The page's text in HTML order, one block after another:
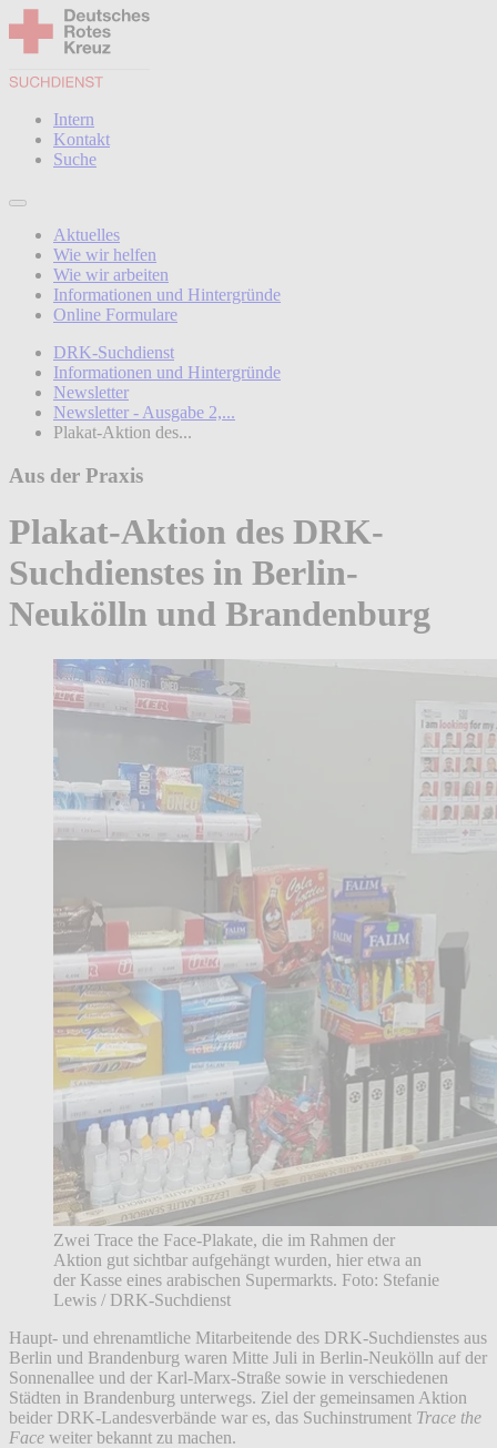
Intern
Kontakt
Suche
Aktuelles
Wie wir helfen
Wie wir arbeiten
Informationen und Hintergründe
Online Formulare
DRK-Suchdienst
Informationen und Hintergründe
Newsletter
Newsletter - Ausgabe 2,...
Plakat-Aktion des...
Aus der Praxis
Plakat-Aktion des DRK-
Suchdienstes in Berlin-
Neukölln und Brandenburg
Zwei Trace the Face-Plakate, die im Rahmen der
Aktion gut sichtbar aufgehängt wurden, hier etwa an
der Kasse eines arabischen Supermarkts. Foto: Stefanie
Lewis / DRK-Suchdienst
Haupt- und ehrenamtliche Mitarbeitende des DRK-Suchdienstes aus
Berlin und Brandenburg waren Mitte Juli in Berlin-Neukölln auf der
Sonnenallee und der Karl-Marx-Straße sowie in verschiedenen
Städten in Brandenburg unterwegs. Ziel der gemeinsamen Aktion
beider DRK-Landesverbände war es, das Suchinstrument Trace the
Face weiter bekannt zu machen.